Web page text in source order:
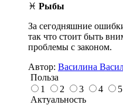
♓ Рыбы
За сегодняшние
так что стоит быть
проблемы с законом.
Автор: Василина
Польза
1
2 3 4 5
Актуальность